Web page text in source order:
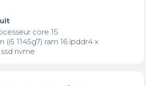
core 15
(i5 1145g7) ram 16 lpddr4 x
nvme